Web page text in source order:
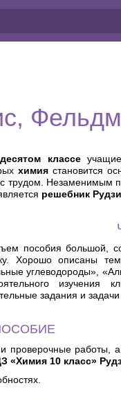
десятом классе
химия становится
с трудом. Незаменимым
решебник
пособия большой,
Хорошо описаны
углеводороды»,
задания и
работы,
«Химия 10 класс»